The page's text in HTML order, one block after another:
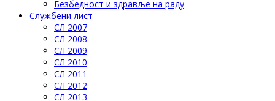
Безбедност и здравље на раду
Службени лист
СЛ 2007
СЛ 2008
СЛ 2009
СЛ 2010
СЛ 2011
СЛ 2012
СЛ 2013